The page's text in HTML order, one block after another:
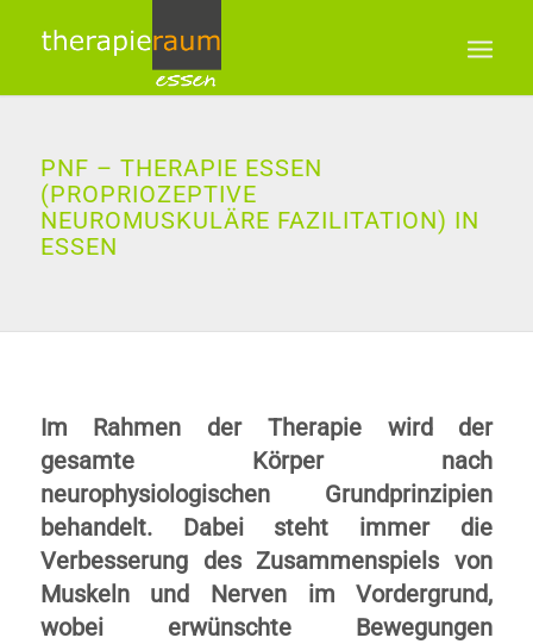
PNF – THERAPIE ESSEN
(PRO­PRIO­ZEP­TIVE
­NEURO­­MUS­KULÄ­RE FAZI­LI­TA­TI­ON) IN
ESSEN
Im Rahmen der Therapie wird der
gesamte Körper nach
neurophysiologischen Grundprinzipien
behandelt. Dabei steht immer die
Verbesserung des Zusammenspiels von
Muskeln und Nerven im Vordergrund,
wobei erwünschte Bewegungen